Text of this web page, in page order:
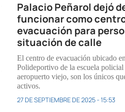
Palacio Peñarol dejó
funcionar como
evacuación para
situación de calle
El centro de evacuación ubicado
Polideportivo de la escuela
aeropuerto viejo, son los únicos
activos.
27 DE SEPTIEMBRE DE 2025 - 15:53